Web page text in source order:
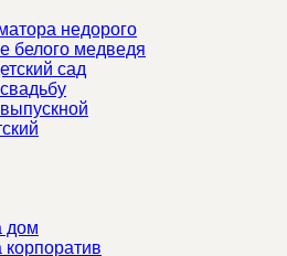
недорого
белого медведя
сад
дом